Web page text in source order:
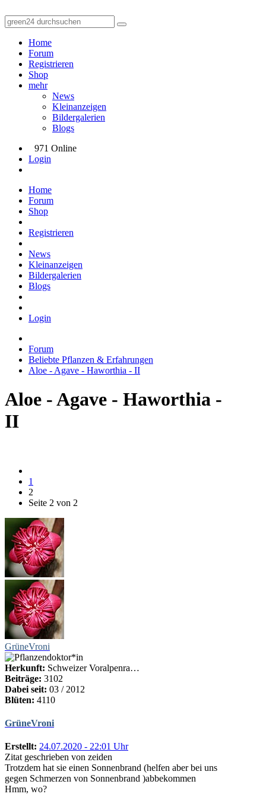
Home
Forum
Registrieren
Shop
mehr
News
Kleinanzeigen
Bildergalerien
Blogs
971 Online
Login
Home
Forum
Shop
Registrieren
News
Kleinanzeigen
Bildergalerien
Blogs
Login
Forum
Beliebte Pflanzen & Erfahrungen
Aloe - Agave - Haworthia - II
Aloe - Agave - Haworthia -
II
1
2
Seite 2 von 2
GrüneVroni
Herkunft: Schweizer Voralpenra…
Beiträge: 3102
Dabei seit: 03 / 2012
Blüten: 4110
GrüneVroni
Erstellt: 24.07.2020 - 22:01 Uhr
Zitat geschrieben von zeiden
Trotzdem hat sie einen Sonnenbrand (helfen aber bei uns
gegen Schmerzen von Sonnenbrand )abbekommen
Hmm, wo?